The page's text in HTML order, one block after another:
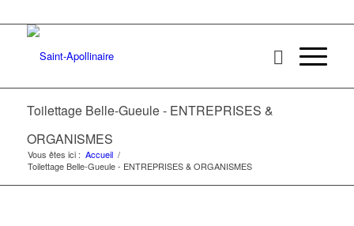
Toilettage Belle-Gueule - ENTREPRISES &
ORGANISMES
Vous êtes ici : Accueil /
Toilettage Belle-Gueule - ENTREPRISES & ORGANISMES